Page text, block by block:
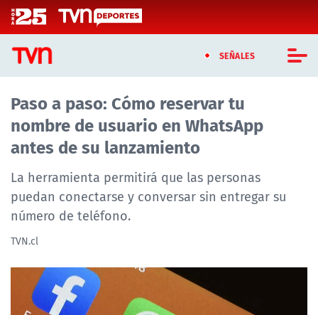
Click acá para ir directamente al contenido
SEÑALES
CASTING MASTERCHEF CHILE
CASTING TVN VERTICAL
TVN VERTICAL
TVN PLAY
PROGRAMAS
TELESERIES
NTV
Paso a paso: Cómo reservar tu
nombre de usuario en WhatsApp
antes de su lanzamiento
La herramienta permitirá que las personas
puedan conectarse y conversar sin entregar su
número de teléfono.
TVN.cl